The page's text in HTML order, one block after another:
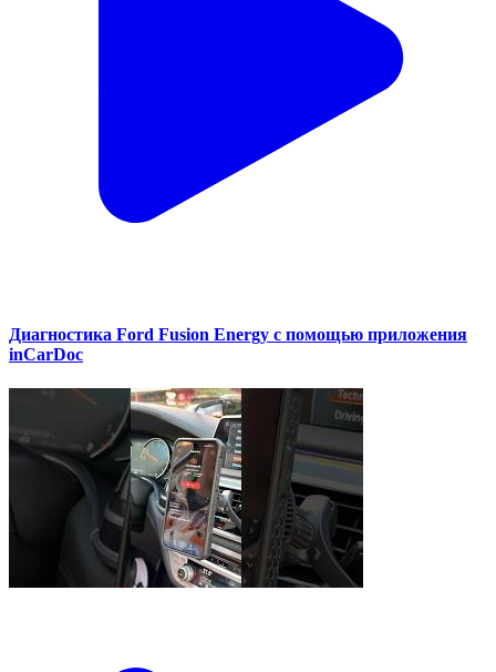
Диагностика Ford Fusion Energy с помощью приложения
inCarDoc